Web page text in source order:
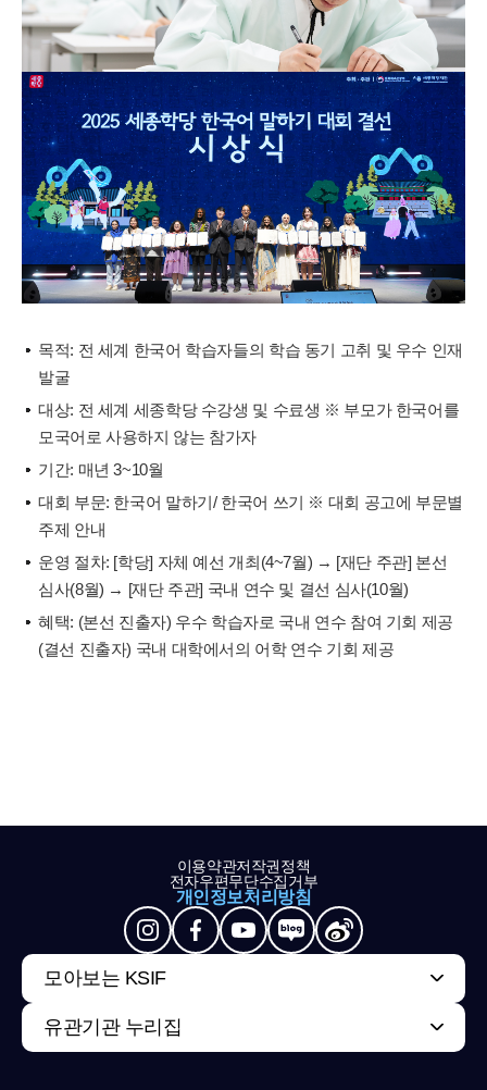
목적: 전 세계 한국어 학습자들의 학습 동기 고취 및 우수 인재
발굴
대상: 전 세계 세종학당 수강생 및 수료생 ※ 부모가 한국어를
모국어로 사용하지 않는 참가자
기간: 매년 3~10월
대회 부문: 한국어 말하기/ 한국어 쓰기 ※ 대회 공고에 부문별
주제 안내
운영 절차: [학당] 자체 예선 개최(4~7월) → [재단 주관] 본선
심사(8월) → [재단 주관] 국내 연수 및 결선 심사(10월)
혜택: (본선 진출자) 우수 학습자로 국내 연수 참여 기회 제공
(결선 진출자) 국내 대학에서의 어학 연수 기회 제공
이용약관저작권정책
전자우편무단수집거부
개인정보처리방침
모아보는 KSIF
유관기관 누리집